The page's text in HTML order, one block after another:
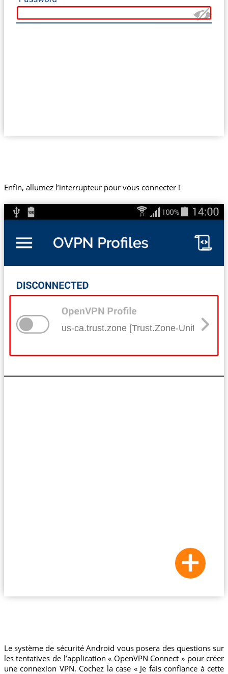
Enfin, allumez l’interrupteur pour vous connecter !
us-ca.trust.zone [Trust.Zone-United-
Le système de sécurité Android vous posera des questions sur
les tentatives de l’application « OpenVPN Connect » pour créer
une connexion VPN. Cochez la case « Je fais confiance à cette